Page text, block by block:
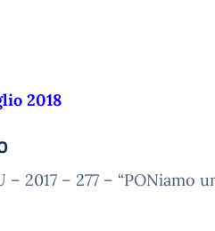
2018
– 2017 – 277 – “PONiamo